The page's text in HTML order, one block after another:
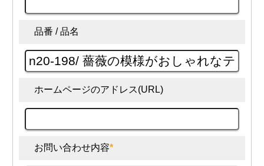
品番 / 品名
ホームページのアドレス(URL)
お問い合わせ内容*